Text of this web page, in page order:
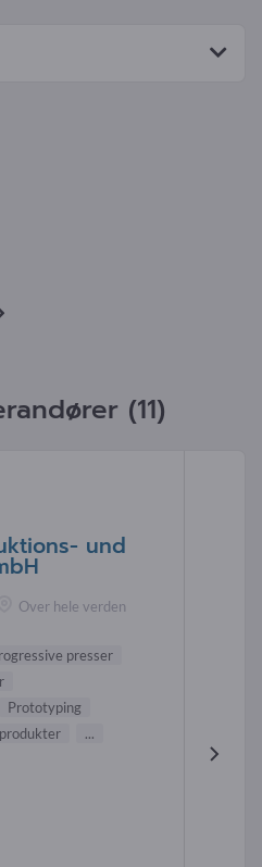
(11)
und
Over hele verden
presser
Prototyping
...